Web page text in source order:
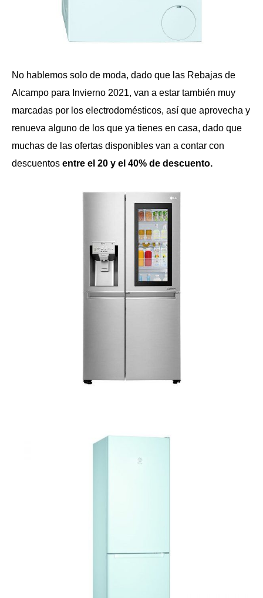
No hablemos solo de moda, dado que las Rebajas de
Alcampo para Invierno 2021, van a estar también muy
marcadas por los electrodomésticos, así que aprovecha y
renueva alguno de los que ya tienes en casa, dado que
muchas de las ofertas disponibles van a contar con
descuentos entre el 20 y el 40% de descuento.